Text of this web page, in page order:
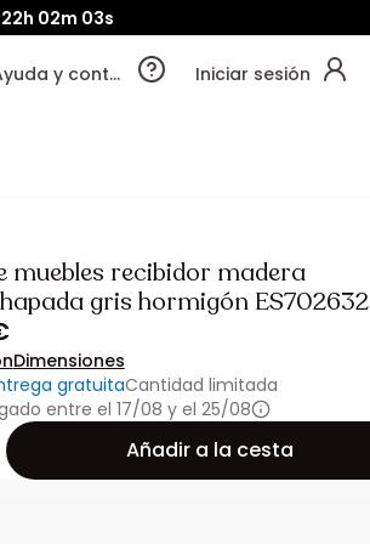
22h 02m 01s
Ayuda y contacto Iniciar sesión
muebles recibidor madera
gris hormigón ES702632
Dimensiones
gratuitaCantidad limitada
entre el 17/08 y el 25/08
Añadir a la cesta